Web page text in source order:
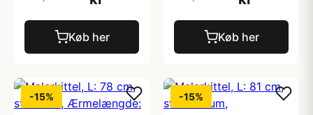
Køb her Køb her
-15% -15%